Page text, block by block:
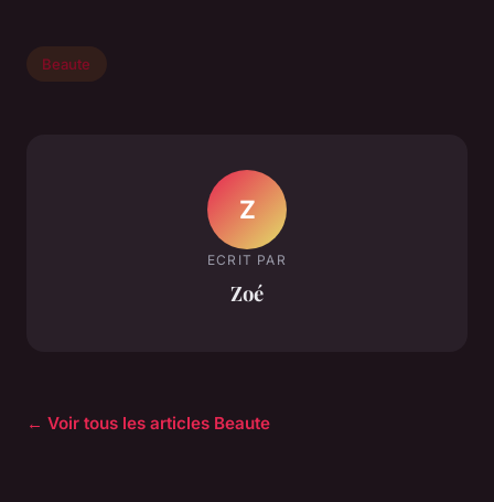
Beaute
Z
ECRIT PAR
Zoé
← Voir tous les articles Beaute